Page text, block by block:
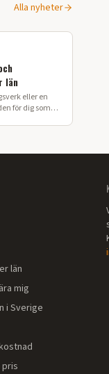
Alla nyheter
län
eller en
för dig som
län
mig
i Sverige